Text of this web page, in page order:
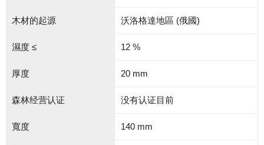
木材的起源 沃洛格達地區 (俄國)
濕度 ≤ 12 %
厚度 20 mm
森林经营认证 没有认证目前
寬度 140 mm